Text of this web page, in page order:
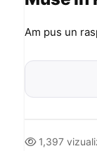
Am pus un
1,397